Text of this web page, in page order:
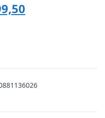
kr. 1.299,50.